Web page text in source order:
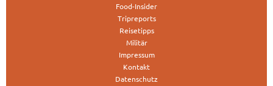
Food-Insider
Tripreports
Reisetipps
Militär
Impressum
Kontakt
Datenschutz